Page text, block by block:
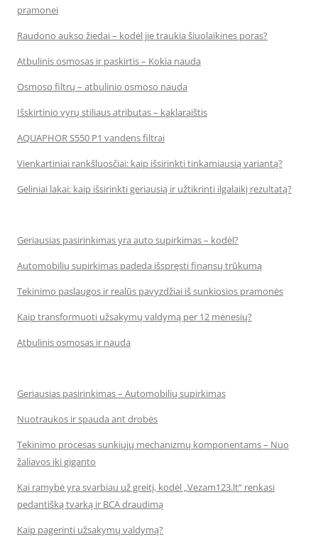
pramonei
Raudono aukso žiedai – kodėl jie traukia šiuolaikines poras?
Atbulinis osmosas ir paskirtis – Kokia nauda
Osmoso filtrų – atbulinio osmoso nauda
Išskirtinio vyrų stiliaus atributas – kaklaraištis
AQUAPHOR S550 P1 vandens filtrai
Vienkartiniai rankšluosčiai: kaip išsirinkti tinkamiausią variantą?
Geliniai lakai: kaip išsirinkti geriausią ir užtikrinti ilgalaikį rezultatą?
Geriausias pasirinkimas yra auto supirkimas – kodėl?
Automobilių supirkimas padeda išspręsti finansų trūkumą
Tekinimo paslaugos ir realūs pavyzdžiai iš sunkiosios pramonės
Kaip transformuoti užsakymų valdymą per 12 mėnesių?
Atbulinis osmosas ir nauda
Geriausias pasirinkimas – Automobilių supirkimas
Nuotraukos ir spauda ant drobės
Tekinimo procesas sunkiųjų mechanizmų komponentams – Nuo
žaliavos iki giganto
Kai ramybė yra svarbiau už greitį, kodėl „Vezam123.lt“ renkasi
pedantišką tvarką ir BCA draudimą
Kaip pagerinti užsakymų valdymą?